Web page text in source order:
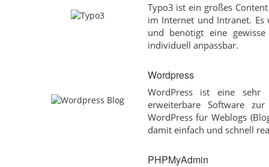
Typo3 ist ein großes
im Internet und Intranet.
und benötigt eine
individuell anpassbar.
Wordpress
WordPress ist eine sehr
erweiterbare Software
WordPress für Weblogs
damit einfach und schnell
PHPMyAdmin